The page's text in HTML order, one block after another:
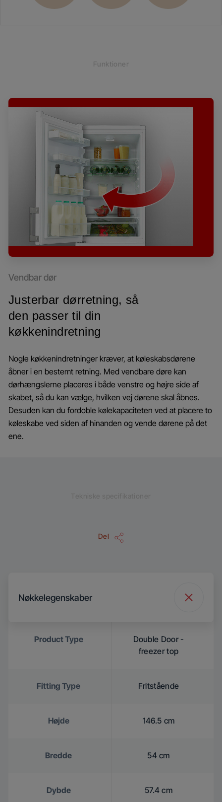
Funktioner
Vendbar dør
Justerbar dørretning, så
den passer til din
køkkenindretning
Nogle køkkenindretninger kræver, at køleskabsdørene
åbner i en bestemt retning. Med vendbare døre kan
dørhængslerne placeres i både venstre og højre side af
skabet, så du kan vælge, hvilken vej dørene skal åbnes.
Desuden kan du fordoble kølekapaciteten ved at placere to
køleskabe ved siden af hinanden og vende dørene på det
ene.
Del
Nøkkelegenskaber
Product Type
Double Door -
freezer top
Fitting Type Fritstående
Højde 146.5 cm
Bredde 54 cm
Dybde 57.4 cm